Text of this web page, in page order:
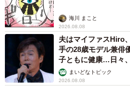
海川 まこと
2026.08.08
夫はマイファスHiro
手の28歳モデル兼俳
子ともに健康…日々
まいどなトピック
2026.08.08